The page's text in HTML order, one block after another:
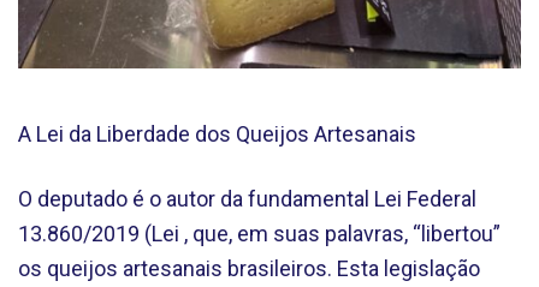
A Lei da Liberdade dos Queijos Artesanais
O deputado é o autor da fundamental Lei Federal
13.860/2019 (Lei , que, em suas palavras, “libertou”
os queijos artesanais brasileiros. Esta legislação